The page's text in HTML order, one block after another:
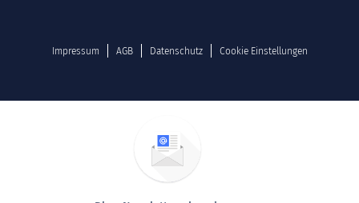
Impressum AGB Datenschutz Cookie Einstellungen